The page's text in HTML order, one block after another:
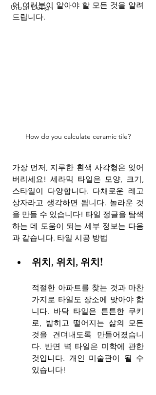
Urban Design
어 여러분이 알아야 할 모든 것을 알려
드립니다.
How do you calculate ceramic tile?
가장 먼저, 지루한 흰색 사각형은 잊어
버리세요! 세라믹 타일은 모양, 크기,
스타일이 다양합니다. 다채로운 레고
상자라고 생각하면 됩니다. 놀라운 것
을 만들 수 있습니다! 타일 정글을 탐색
하는 데 도움이 되는 세부 정보는 다음
과 같습니다. 타일 시공 방법
위치, 위치, 위치!
적절한 아파트를 찾는 것과 마찬
가지로 타일도 장소에 맞아야 합
니다. 바닥 타일은 튼튼한 쿠키
로, 밟히고 떨어지는 삶의 모든
것을 견뎌내도록 만들어졌습니
다. 반면 벽 타일은 미학에 관한
것입니다. 개인 미술관이 될 수
있습니다!